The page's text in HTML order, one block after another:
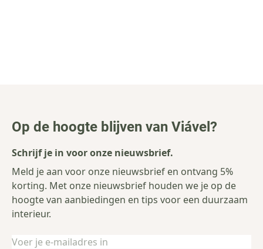
Op de hoogte blijven van Viável?
Schrijf je in voor onze nieuwsbrief.
Meld je aan voor onze nieuwsbrief en ontvang 5%
korting. Met onze nieuwsbrief houden we je op de
hoogte van aanbiedingen en tips voor een duurzaam
interieur.
E-mailadres